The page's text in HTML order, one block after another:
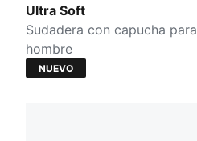
Ultra Soft
Sudadera con capucha para
hombre
NUEVO